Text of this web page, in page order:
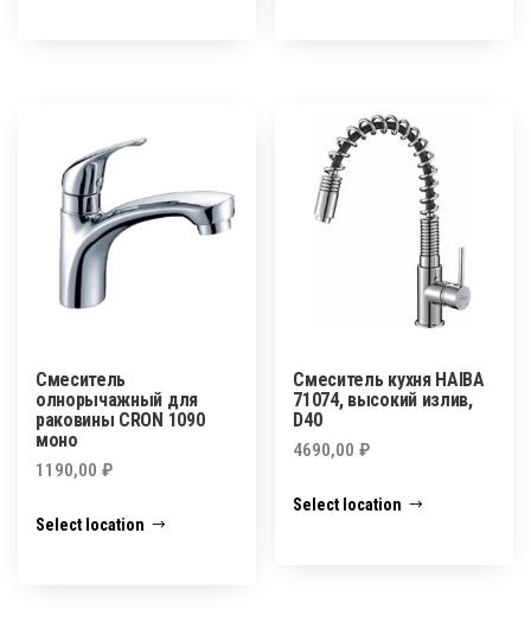
Смеситель
олнорычажный для
раковины CRON 1090
моно
1190,00 ₽
Select location
Смеситель кухня HAIBA
71074, высокий излив,
D40
4690,00₽
Select location